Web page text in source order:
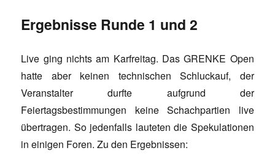
Ergebnisse Runde 1 und 2
Live ging nichts am Karfreitag. Das GRENKE Open
hatte aber keinen technischen Schluckauf, der
Veranstalter durfte aufgrund der
Feiertagsbestimmungen keine Schachpartien live
übertragen. So jedenfalls lauteten die Spekulationen
in einigen Foren. Zu den Ergebnissen: